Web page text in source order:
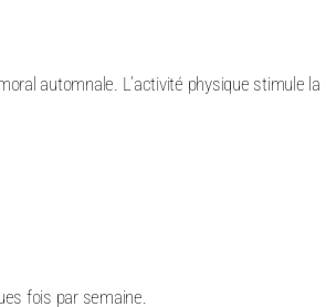
automnale. L’activité physique stimule la
fois par semaine.